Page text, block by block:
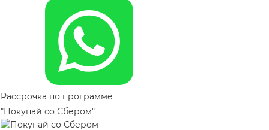
Рассрочка по программе
"Покупай со Сбером"